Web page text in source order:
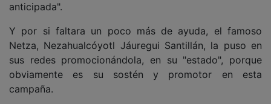
anticipada".
Y por si faltara un poco más de ayuda, el famoso
Netza, Nezahualcóyotl Jáuregui Santillán, la puso en
sus redes promocionándola, en su "estado", porque
obviamente es su sostén y promotor en esta
campaña.